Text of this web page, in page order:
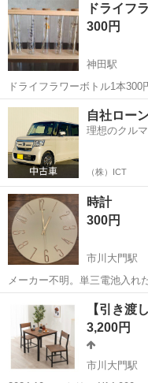
ドライフ
300円
神田駅
ドライフラワーボトル1本300円です。 デスク周り・テ
トイレなどにも、インテリア雑貨として 写真内の
山梨 南アルプス市
自社ロー
理想のクル
（株）ICT
時計
300円
市川大門駅
メーカー不明。単三電池入れ
南アルプス市
【引き渡
3,200円
市川大門駅